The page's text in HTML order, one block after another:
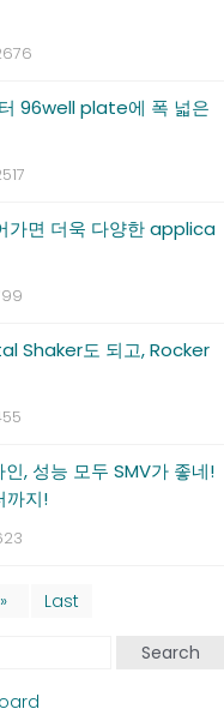
96well plate에 폭 넓은
면 더욱 다양한 applica
Shaker도 되고, Rocker
, 성능 모두 SMV가 좋네!
까지!
» Last
Search